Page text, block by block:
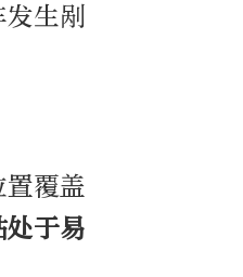
生剐
覆盖
于易